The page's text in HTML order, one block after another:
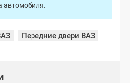
автомобиля.
Передние двери ВАЗ